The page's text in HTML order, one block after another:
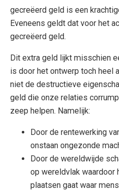
gecreëerd geld is een
Eveneens geldt dat voor het
gecreëerd geld.
Dit extra geld lijkt misschien
is door het ontwerp toch heel
niet de destructieve
geld die onze relaties
zeep helpen. Namelijk:
Door de rentewerking
onstaan ongezonde
Door de wereldwijde
op wereldvlak waardoor
plaatsen gaat waar